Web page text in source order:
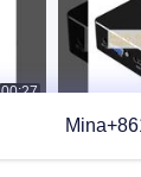
كمبيوتر صغير Intel i3 7100U قوي
00:27